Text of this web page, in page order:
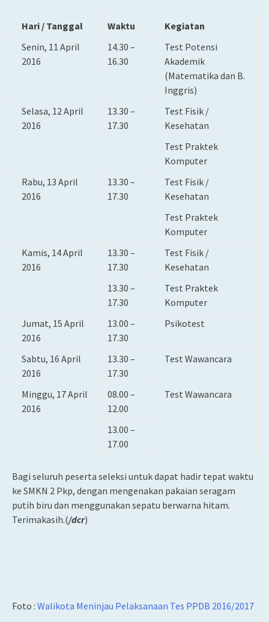
Hari / Tanggal Waktu
Kegiatan
Senin, 11 April
2016
14.30 –
16.30
Test Potensi
Akademik
(Matematika dan B.
Inggris)
Selasa, 12 April
2016
13.30 –
17.30
Test Fisik /
Kesehatan
Test Praktek
Komputer
Rabu, 13 April
2016
13.30 –
17.30
Test Fisik /
Kesehatan
Test Praktek
Komputer
Kamis, 14 April
2016
13.30 –
17.30
Test Fisik /
Kesehatan
13.30 –
17.30
Test Praktek
Komputer
Jumat, 15 April
2016
13.00 –
17.30
Psikotest
Sabtu, 16 April
2016
13.30 –
17.30
Test Wawancara
Minggu, 17 April
2016
08.00 –
12.00
Test Wawancara
13.00 –
17.00
Bagi seluruh peserta seleksi untuk dapat hadir tepat waktu
ke SMKN 2 Pkp, dengan mengenakan pakaian seragam
putih biru dan menggunakan sepatu berwarna hitam.
Terimakasih.(/dcr)
Foto : Walikota Meninjau Pelaksanaan Tes PPDB 2016/2017